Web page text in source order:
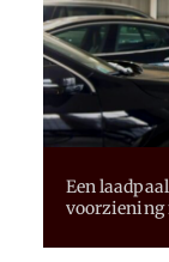
Een
voorziening